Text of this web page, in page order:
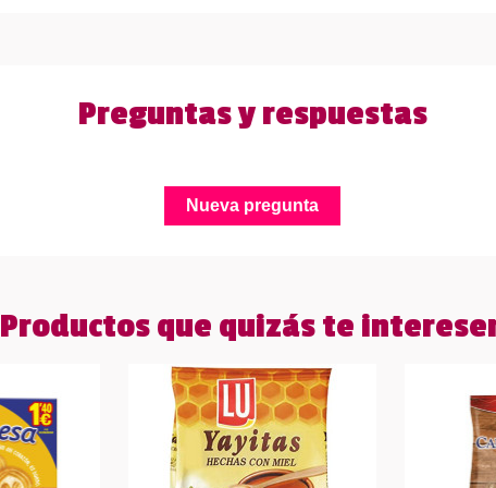
Preguntas y respuestas
Nueva pregunta
Productos que quizás te